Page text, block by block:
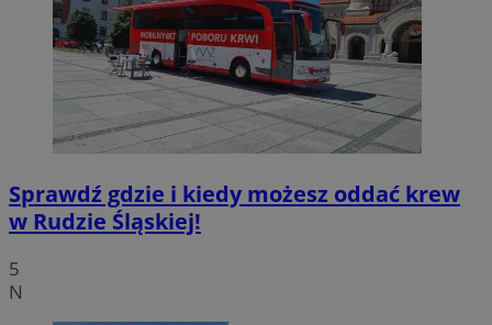
Sprawdź gdzie i kiedy możesz oddać krew
w Rudzie Śląskiej!
5
N